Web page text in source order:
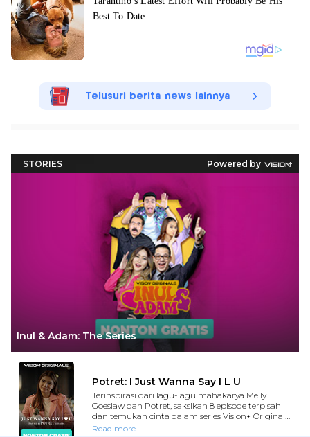
Telusuri berita news lainnya